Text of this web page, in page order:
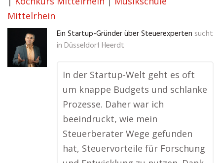
Mittelrhein
Ein Startup-Gründer über Steuerexperten sucht
in Düsseldorf Heerdt
In der Startup-Welt geht es oft
um knappe Budgets und schlanke
Prozesse. Daher war ich
beeindruckt, wie mein
Steuerberater Wege gefunden
hat, Steuervorteile für Forschung